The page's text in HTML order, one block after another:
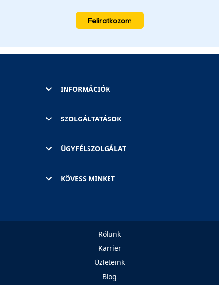
Feliratkozom
INFORMÁCIÓK
SZOLGÁLTATÁSOK
ÜGYFÉLSZOLGÁLAT
KÖVESS MINKET
Rólunk
Karrier
Üzleteink
Blog